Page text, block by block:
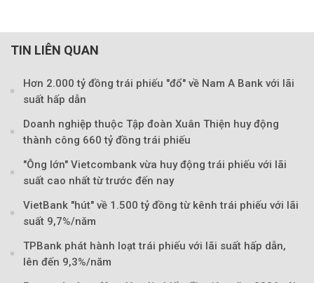
TIN LIÊN QUAN
Hơn 2.000 tỷ đồng trái phiếu "đổ" về Nam A Bank với lãi
suất hấp dẫn
Doanh nghiệp thuộc Tập đoàn Xuân Thiện huy động
thành công 660 tỷ đồng trái phiếu
"Ông lớn" Vietcombank vừa huy động trái phiếu với lãi
suất cao nhất từ trước đến nay
VietBank "hút" về 1.500 tỷ đồng từ kênh trái phiếu với lãi
suất 9,7%/năm
TPBank phát hành loạt trái phiếu với lãi suất hấp dẫn,
lên đến 9,3%/năm